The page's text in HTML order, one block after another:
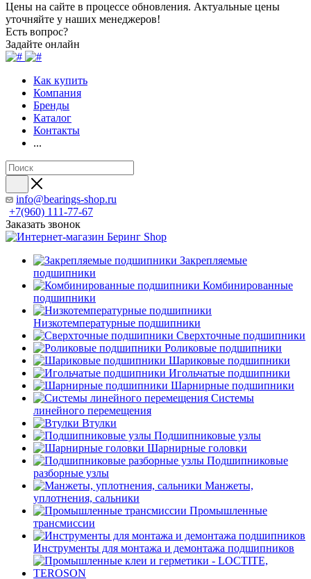
Цены на сайте в процессе обновления. Актуальные цены
уточняйте у наших менеджеров!
Есть вопрос?
Задайте онлайн
Как купить
Компания
Бренды
Каталог
Контакты
...
info@bearings-shop.ru
+7(960) 111-77-67
Заказать звонок
Закрепляемые
подшипники
Комбинированные
подшипники
Низкотемпературные подшипники
Сверхточные подшипники
Роликовые подшипники
Шариковые подшипники
Игольчатые подшипники
Шарнирные подшипники
Системы
линейного перемещения
Втулки
Подшипниковые узлы
Шарнирные головки
Подшипниковые
разборные узлы
Манжеты,
уплотнения, сальники
Промышленные
трансмиссии
Инструменты для монтажа и демонтажа подшипников